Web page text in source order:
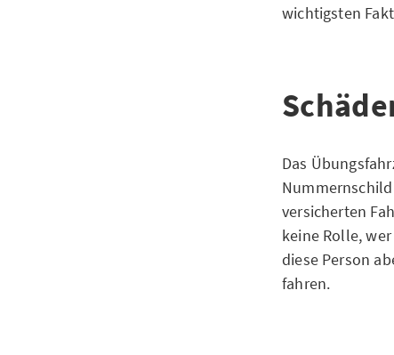
wichtigsten
Das
versicherten
keine Rolle,
diese Person
fahren.